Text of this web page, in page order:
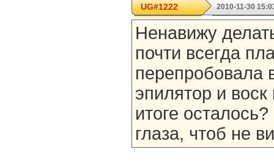
UG#1222 2010-11-30
Ненавижу
почти всегда
перепробовала
эпилятор и
итоге
глаза, чтоб не